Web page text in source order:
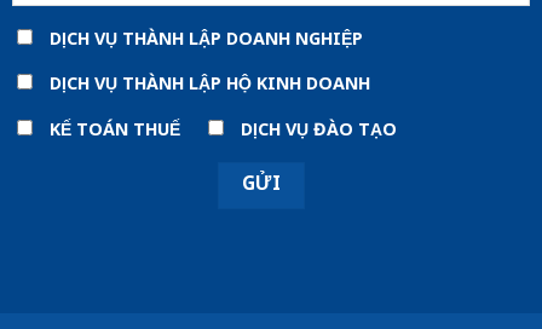
DỊCH VỤ THÀNH LẬP DOANH NGHIỆP
DỊCH VỤ THÀNH LẬP HỘ KINH DOANH
KẾ TOÁN THUẾ
DỊCH VỤ ĐÀO TẠO